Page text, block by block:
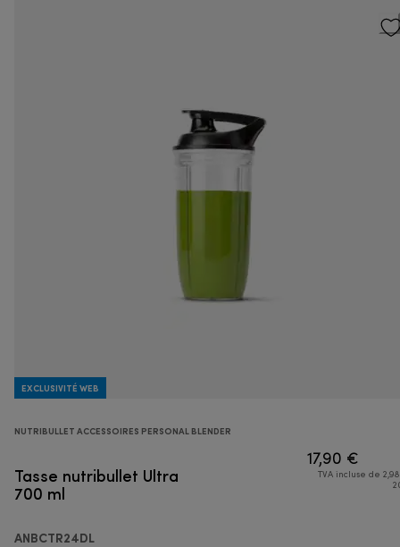
EXCLUSIVITÉ WEB
NUTRIBULLET ACCESSOIRES PERSONAL BLENDER
Tasse nutribullet Ultra
700 ml
ANBCTR24DL
17,90 €
TVA incluse de